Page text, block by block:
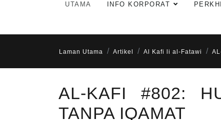
UTAMA INFO KORPORAT
Laman Utama Artikel Al Kafi li al-Fatawi
AL-KAFI #802:
TANPA IQAMAT